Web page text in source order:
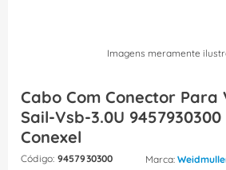
Imagens meramente
Cabo Com Conector Para
Sail-Vsb-3.0U
Conexel
: 9457930300